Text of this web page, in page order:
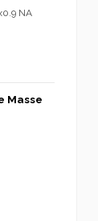
NA
Masse